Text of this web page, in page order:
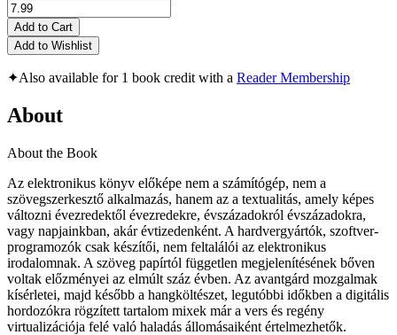
Add to Cart
Add to Wishlist
✦Also available for 1 book credit with a Reader Membership
About
About the Book
Az elektronikus könyv előképe nem a számítógép, nem a
szövegszerkesztő alkalmazás, hanem az a textualitás, amely képes
változni évezredektől évezredekre, évszázadokról évszázadokra,
vagy napjainkban, akár évtizedenként. A hardvergyártók, szoftver-
programozók csak készítői, nem feltalálói az elektronikus
irodalomnak. A szöveg papírtól független megjelenítésének bőven
voltak előzményei az elmúlt száz évben. Az avantgárd mozgalmak
kísérletei, majd később a hangköltészet, legutóbbi időkben a digitális
hordozókra rögzített tartalom mixek már a vers és regény
virtualizációja felé való haladás állomásaiként értelmezhetők.